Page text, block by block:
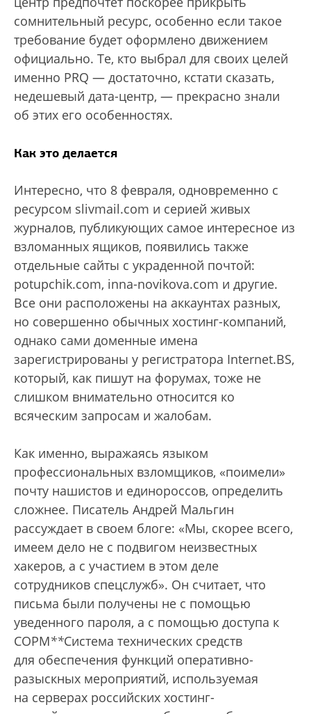
сомнительный ресурс, особенно если такое
требование будет оформлено движением
официально. Те, кто выбрал для своих целей
именно PRQ — достаточно, кстати сказать,
недешевый дата-центр, — прекрасно знали
об этих его особенностях.
Как это делается
Интересно, что 8 февраля, одновременно с
ресурсом slivmail.com и серией живых
журналов, публикующих самое интересное из
взломанных ящиков, появились также
отдельные сайты с украденной почтой:
potupchik.com, inna-novikova.com и другие.
Все они расположены на аккаунтах разных,
но совершенно обычных хостинг-компаний,
однако сами доменные имена
зарегистрированы у регистратора Internet.BS,
который, как пишут на форумах, тоже не
слишком внимательно относится ко
всяческим запросам и жалобам.
Как именно, выражаясь языком
профессиональных взломщиков, «поимели»
почту нашистов и единороссов, определить
сложнее. Писатель Андрей Мальгин
рассуждает в своем блоге: «Мы, скорее всего,
имеем дело не с подвигом неизвестных
хакеров, а с участием в этом деле
сотрудников спецслужб». Он считает, что
письма были получены не с помощью
уведенного пароля, а с помощью доступа к
СОРМ**Система технических средств
для обеспечения функций оперативно-
разыскных мероприятий, используемая
на серверах российских хостинг-